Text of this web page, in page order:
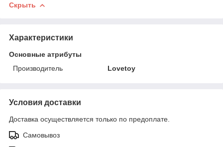
Скрыть
Характеристики
Основные атрибуты
Производитель
Lovetoy
Условия доставки
Доставка осуществляется только по предоплате.
Самовывоз